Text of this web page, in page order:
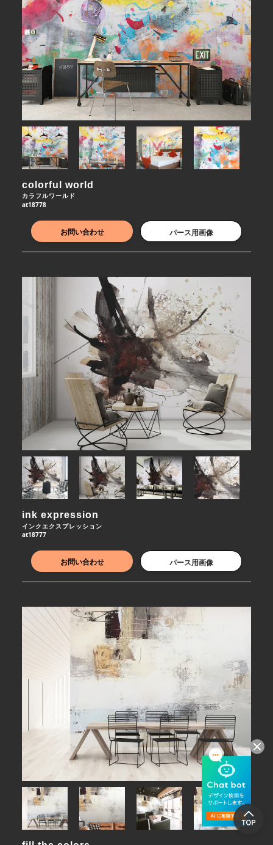
colorful world
カラフルワールド
at18778
お問い合わせ パース用画像
ink expression
インクエクスプレッション
at18777
お問い合わせ パース用画像